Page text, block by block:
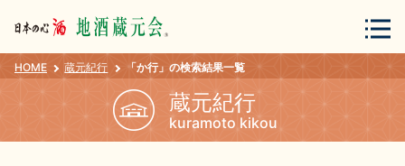
会員登録 ログイン
HOME 蔵元紀行 「か行」の検索結果一覧
蔵元紀行
kuramoto kikou